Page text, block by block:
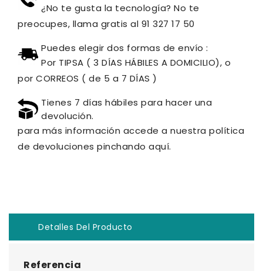
¿No te gusta la tecnología? No te
preocupes, llama gratis al 91 327 17 50
Puedes elegir dos formas de envío :
Por TIPSA ( 3 DÍAS HÁBILES A DOMICILIO), o
por CORREOS ( de 5 a 7 DÍAS )
Tienes 7 días hábiles para hacer una
devolución.
para más información accede a nuestra política
de devoluciones pinchando aquí.
Detalles Del Producto
Referencia